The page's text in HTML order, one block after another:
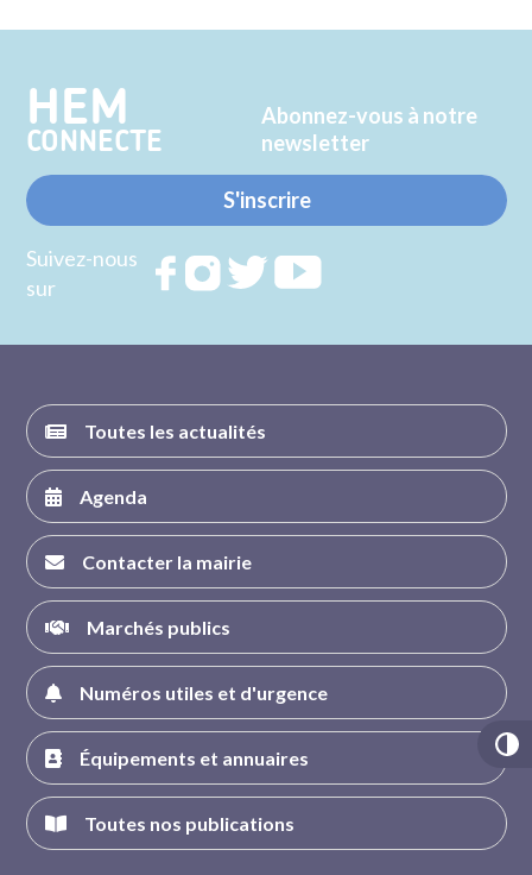
Twitter
Facebook
HEM
CONNECTE
Abonnez-vous à notre
newsletter
S'inscrire
Suivez-nous
sur
RejoignezRejoignezRejoignez
Toutes les actualités
Agenda
Contacter la mairie
Marchés publics
Numéros utiles et d'urgence
Équipements et annuaires
Toutes nos publications